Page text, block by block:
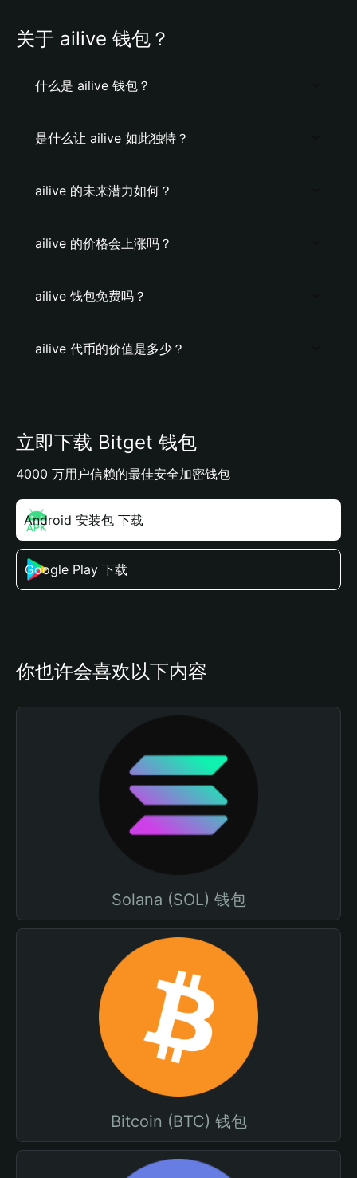
关于 ailive 钱包？
什么是 ailive 钱包？
是什么让 ailive 如此独特？
ailive 的未来潜力如何？
ailive 的价格会上涨吗？
ailive 钱包免费吗？
ailive 代币的价值是多少？
立即下载 Bitget 钱包
4000 万用户信赖的最佳安全加密钱包
Android 安装包 下载
Google Play 下载
你也许会喜欢以下内容
Solana (SOL) 钱包
Bitcoin (BTC) 钱包